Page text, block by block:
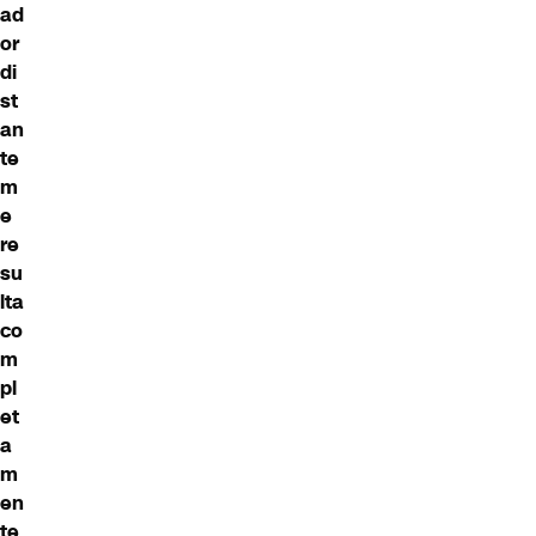
ad
or
di
st
an
te
m
e
re
su
lta
co
m
pl
et
a
m
en